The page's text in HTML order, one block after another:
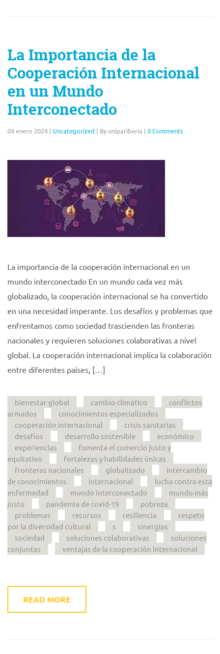
La Importancia de la
Cooperación Internacional
en un Mundo
Interconectado
04 enero 2024 | Uncategorized | By unipariberia | 0 Comments
La importancia de la cooperación internacional en un
mundo interconectado En un mundo cada vez más
globalizado, la cooperación internacional se ha convertido
en una necesidad imperante. Los desafíos y problemas que
enfrentamos como sociedad trascienden las fronteras
nacionales y requieren soluciones colaborativas a nivel
global. La cooperación internacional implica la colaboración
entre diferentes países, […]
bienestar global cambio climático
conflictos
armados
conocimientos especializados
cooperación internacional
crisis sanitarias
desafíos
desarrollo sostenible
económico
experiencias
fomenta el comercio justo y
equitativo
fortalezas y habilidades únicas
fronteras nacionales
globalizado
intercambio
de conocimientos
internacional
lucha contra esta
enfermedad
mundo interconectado
mundo más
justo
pandemia de covid-19
pobreza
problemas
recursos resiliencia
respeto
por la diversidad cultural
s
sinergias
sociedad
soluciones colaborativas
soluciones
conjuntas
ventajas de la cooperación internacional
READ MORE